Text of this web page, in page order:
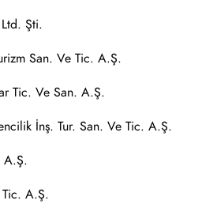
Ltd. Şti.
San. Ve Tic. A.Ş.
Tic. Ve San. A.Ş.
İnş. Tur. San. Ve Tic. A.Ş.
A.Ş.
A.Ş.